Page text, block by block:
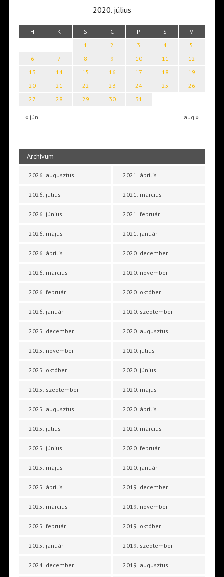
2020. július
H K S C P S V
« jún aug »
1 2 3 4
5
6
7 8 9 10 11
12
13
14 15 16 17 18
19
20
21 22 23 24 25
26
27
28 29 30 31
Archívum
2026. augusztus
2026. július
2026. június
2026. május
2026. április
2026. március
2026. február
2026. január
2025. december
2025. november
2025. október
2025. szeptember
2025. augusztus
2025. július
2025. június
2025. május
2025. április
2025. március
2025. február
2025. január
2024. december
2021. április
2021. március
2021. február
2021. január
2020. december
2020. november
2020. október
2020. szeptember
2020. augusztus
2020. július
2020. június
2020. május
2020. április
2020. március
2020. február
2020. január
2019. december
2019. november
2019. október
2019. szeptember
2019. augusztus